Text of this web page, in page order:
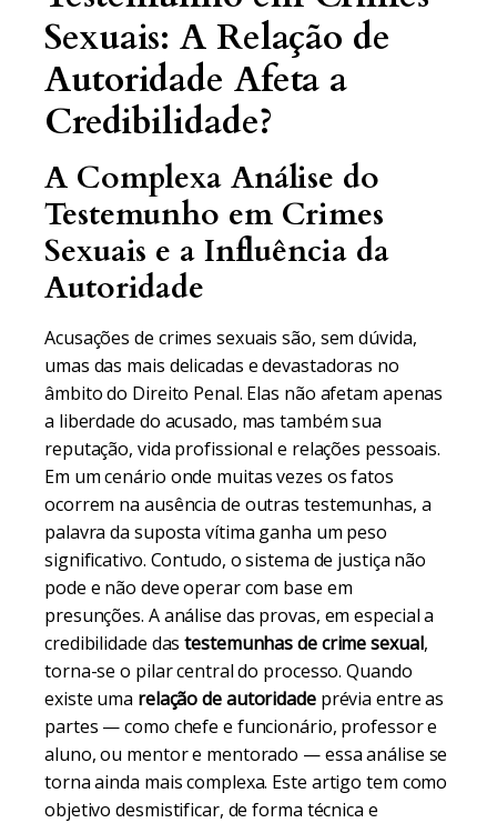
Sexuais: A Relação de
Autoridade Afeta a
Credibilidade?
A Complexa Análise do
Testemunho em Crimes
Sexuais e a Influência da
Autoridade
Acusações de crimes sexuais são, sem dúvida,
umas das mais delicadas e devastadoras no
âmbito do Direito Penal. Elas não afetam apenas
a liberdade do acusado, mas também sua
reputação, vida profissional e relações pessoais.
Em um cenário onde muitas vezes os fatos
ocorrem na ausência de outras testemunhas, a
palavra da suposta vítima ganha um peso
significativo. Contudo, o sistema de justiça não
pode e não deve operar com base em
presunções. A análise das provas, em especial a
credibilidade dastestemunhas de crime sexual,
torna-se o pilar central do processo. Quando
existe uma relação de autoridadeprévia entre as
partes — como chefe e funcionário, professor e
aluno, ou mentor e mentorado — essa análise se
torna ainda mais complexa. Este artigo tem como
objetivo desmistificar, de forma técnica e